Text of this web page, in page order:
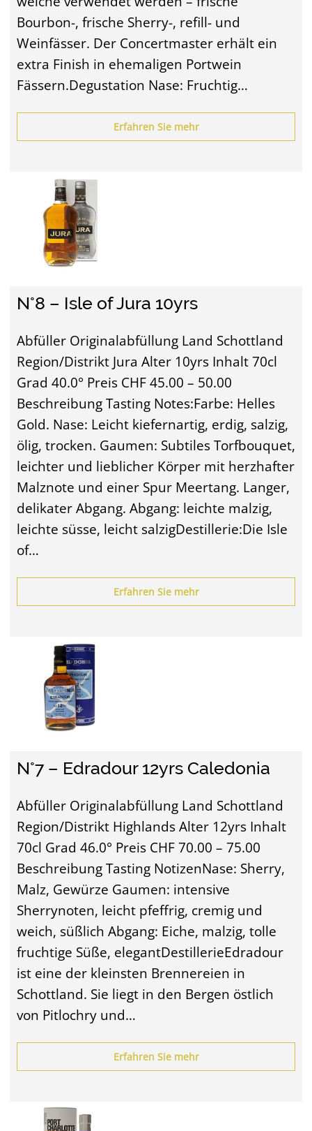
Bourbon-, frische Sherry-, refill- und
Weinfässer. Der Concertmaster erhält ein
extra Finish in ehemaligen Portwein
Fässern.Degustation Nase: Fruchtig…
Erfahren Sie mehr
N°8 – Isle of Jura 10yrs
Abfüller Originalabfüllung Land Schottland
Region/Distrikt Jura Alter 10yrs Inhalt 70cl
Grad 40.0° Preis CHF 45.00 – 50.00
Beschreibung Tasting Notes:Farbe: Helles
Gold. Nase: Leicht kiefernartig, erdig, salzig,
ölig, trocken. Gaumen: Subtiles Torfbouquet,
leichter und lieblicher Körper mit herzhafter
Malznote und einer Spur Meertang. Langer,
delikater Abgang. Abgang: leichte malzig,
leichte süsse, leicht salzigDestillerie:Die Isle
of…
Erfahren Sie mehr
N°7 – Edradour 12yrs Caledonia
Abfüller Originalabfüllung Land Schottland
Region/Distrikt Highlands Alter 12yrs Inhalt
70cl Grad 46.0° Preis CHF 70.00 – 75.00
Beschreibung Tasting NotizenNase: Sherry,
Malz, Gewürze Gaumen: intensive
Sherrynoten, leicht pfeffrig, cremig und
weich, süßlich Abgang: Eiche, malzig, tolle
fruchtige Süße, elegantDestillerieEdradour
ist eine der kleinsten Brennereien in
Schottland. Sie liegt in den Bergen östlich
von Pitlochry und…
Erfahren Sie mehr